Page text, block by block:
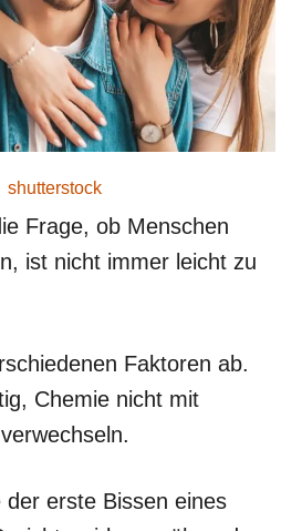
shutterstock
Frage, ob Menschen
ist nicht immer leicht zu
Faktoren ab.
Chemie nicht mit
der erste Bissen eines